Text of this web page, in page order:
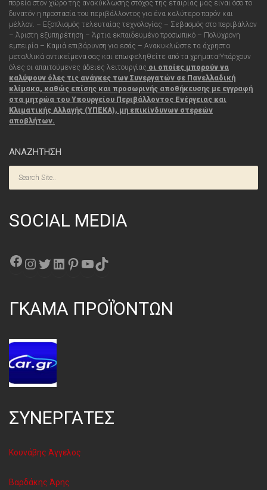
πορεία στον χώρο της ανακύκλωσης στόχος της εταιρίας μας είναι όσο το
δυνατόν η προστασία του περιβάλλοντος για ένα καλύτερο παρόν και
μέλλον. – Εξοπλισμός τελευταίας τεχνολογίας – Σεβασμός στο περιβάλλον
– Άριστη εξυπηρέτηση – Άρτια εκπαιδευμένο προσωπικό – Πολύχρονη
εμπειρία – Καμιά επιβάρυνση για εσάς – Ανακυκλώστε τα άχρηστα
μεταλλικά αντικείμενα σας και επωφεληθείτε από τα χρήματα!Υπάρχουν
όλες οι απαιτούμενες άδειες λειτουργίας οι οποίες μπορούν να
καλύψουν όλες τις ανάγκες των Συνεργατών σε Πανελλαδική
κλίμακα, καθώς επίσης και προσωρινής αποθήκευσης με εγγραφή
στα μητρώα του Υπουργείου Περιβάλλοντος Ενέργειας και
Κλιματικής Αλλαγής (ΥΠΕΚΑ), μη επικίνδυνων στερεών
αποβλήτων.
ΑΝΑΖΗΤΗΣΗ
SOCIAL MEDIA
Facebook
Instagram
Twitter
Linkedin
Pinterest
YouTube
TikTok
ΓΚΑΜΑ ΠΡΟΪΌΝΤΩΝ
ΣΥΝΕΡΓΑΤΕΣ
Κουνάβης Άγγελος
Βαρδάκης Άρης